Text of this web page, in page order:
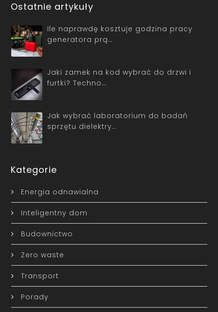
Ostatnie artykuły
Ile naprawdę kosztuje godzina pracy
generatora prą…
Jaki zamek na kod wybrać do drzwi i
furtki? Techno…
Jak wybrać laboratorium do badań
sprzętu dielektry…
Kategorie
Energia odnawialna
Inteligentny dom
Budownictwo
Zero waste
Transport
Porady